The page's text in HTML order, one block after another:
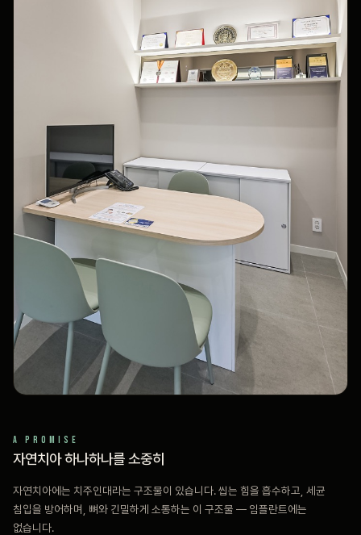
A PROMISE
자연치아 하나하나를 소중히
자연치아에는 치주인대라는 구조물이 있습니다. 씹는 힘을 흡수하고, 세균
침입을 방어하며, 뼈와 긴밀하게 소통하는 이 구조물 — 임플란트에는
없습니다.